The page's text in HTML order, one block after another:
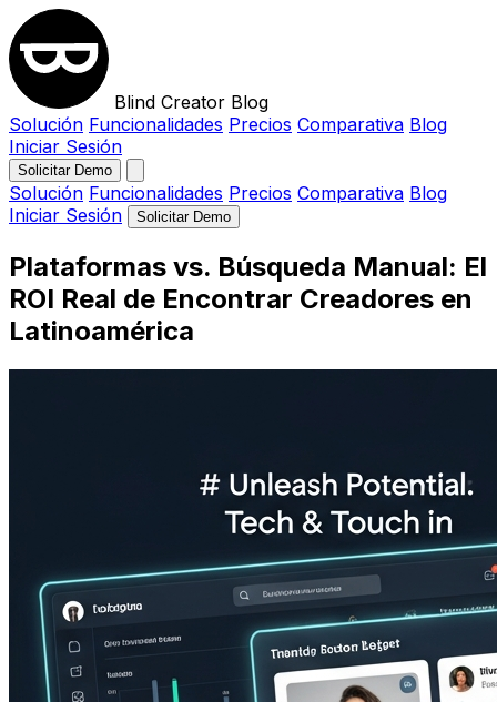
Blind Creator Blog
Solución Funcionalidades Precios Comparativa Blog
Iniciar Sesión
Solicitar Demo
Solución Funcionalidades Precios Comparativa Blog
Iniciar Sesión
Solicitar Demo
Plataformas vs. Búsqueda Manual: El
ROI Real de Encontrar Creadores en
Latinoamérica